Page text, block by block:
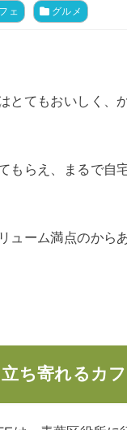
ェ グルメ
とてもおいしく、
もらえ、まるで自
ューム満点のから
ち寄れるカ